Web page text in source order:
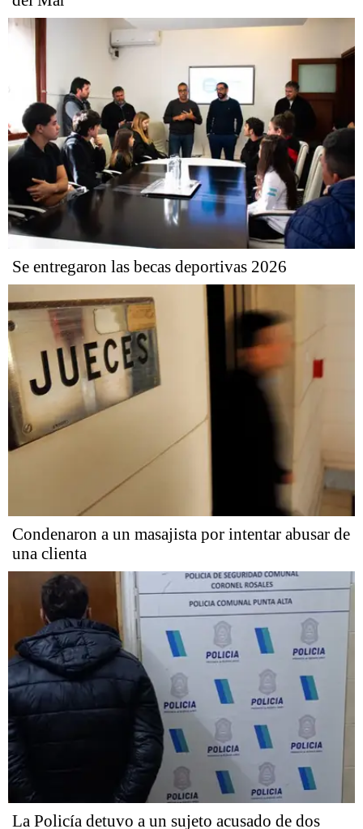
Se entregaron las becas deportivas 2026
Condenaron a un masajista por intentar abusar de
una clienta
La Policía detuvo a un sujeto acusado de dos